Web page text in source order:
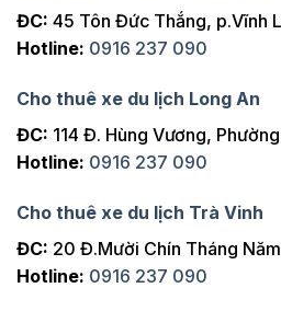
ĐC: 45 Tôn Đức Thắng, p.Vĩnh
Hotline: 0916 237 090
Cho thuê xe du lịch Long An
ĐC: 114 Đ. Hùng Vương,
Hotline: 0916 237 090
Cho thuê xe du lịch Trà Vinh
ĐC: 20 Đ.Mười Chín Tháng
Hotline: 0916 237 090